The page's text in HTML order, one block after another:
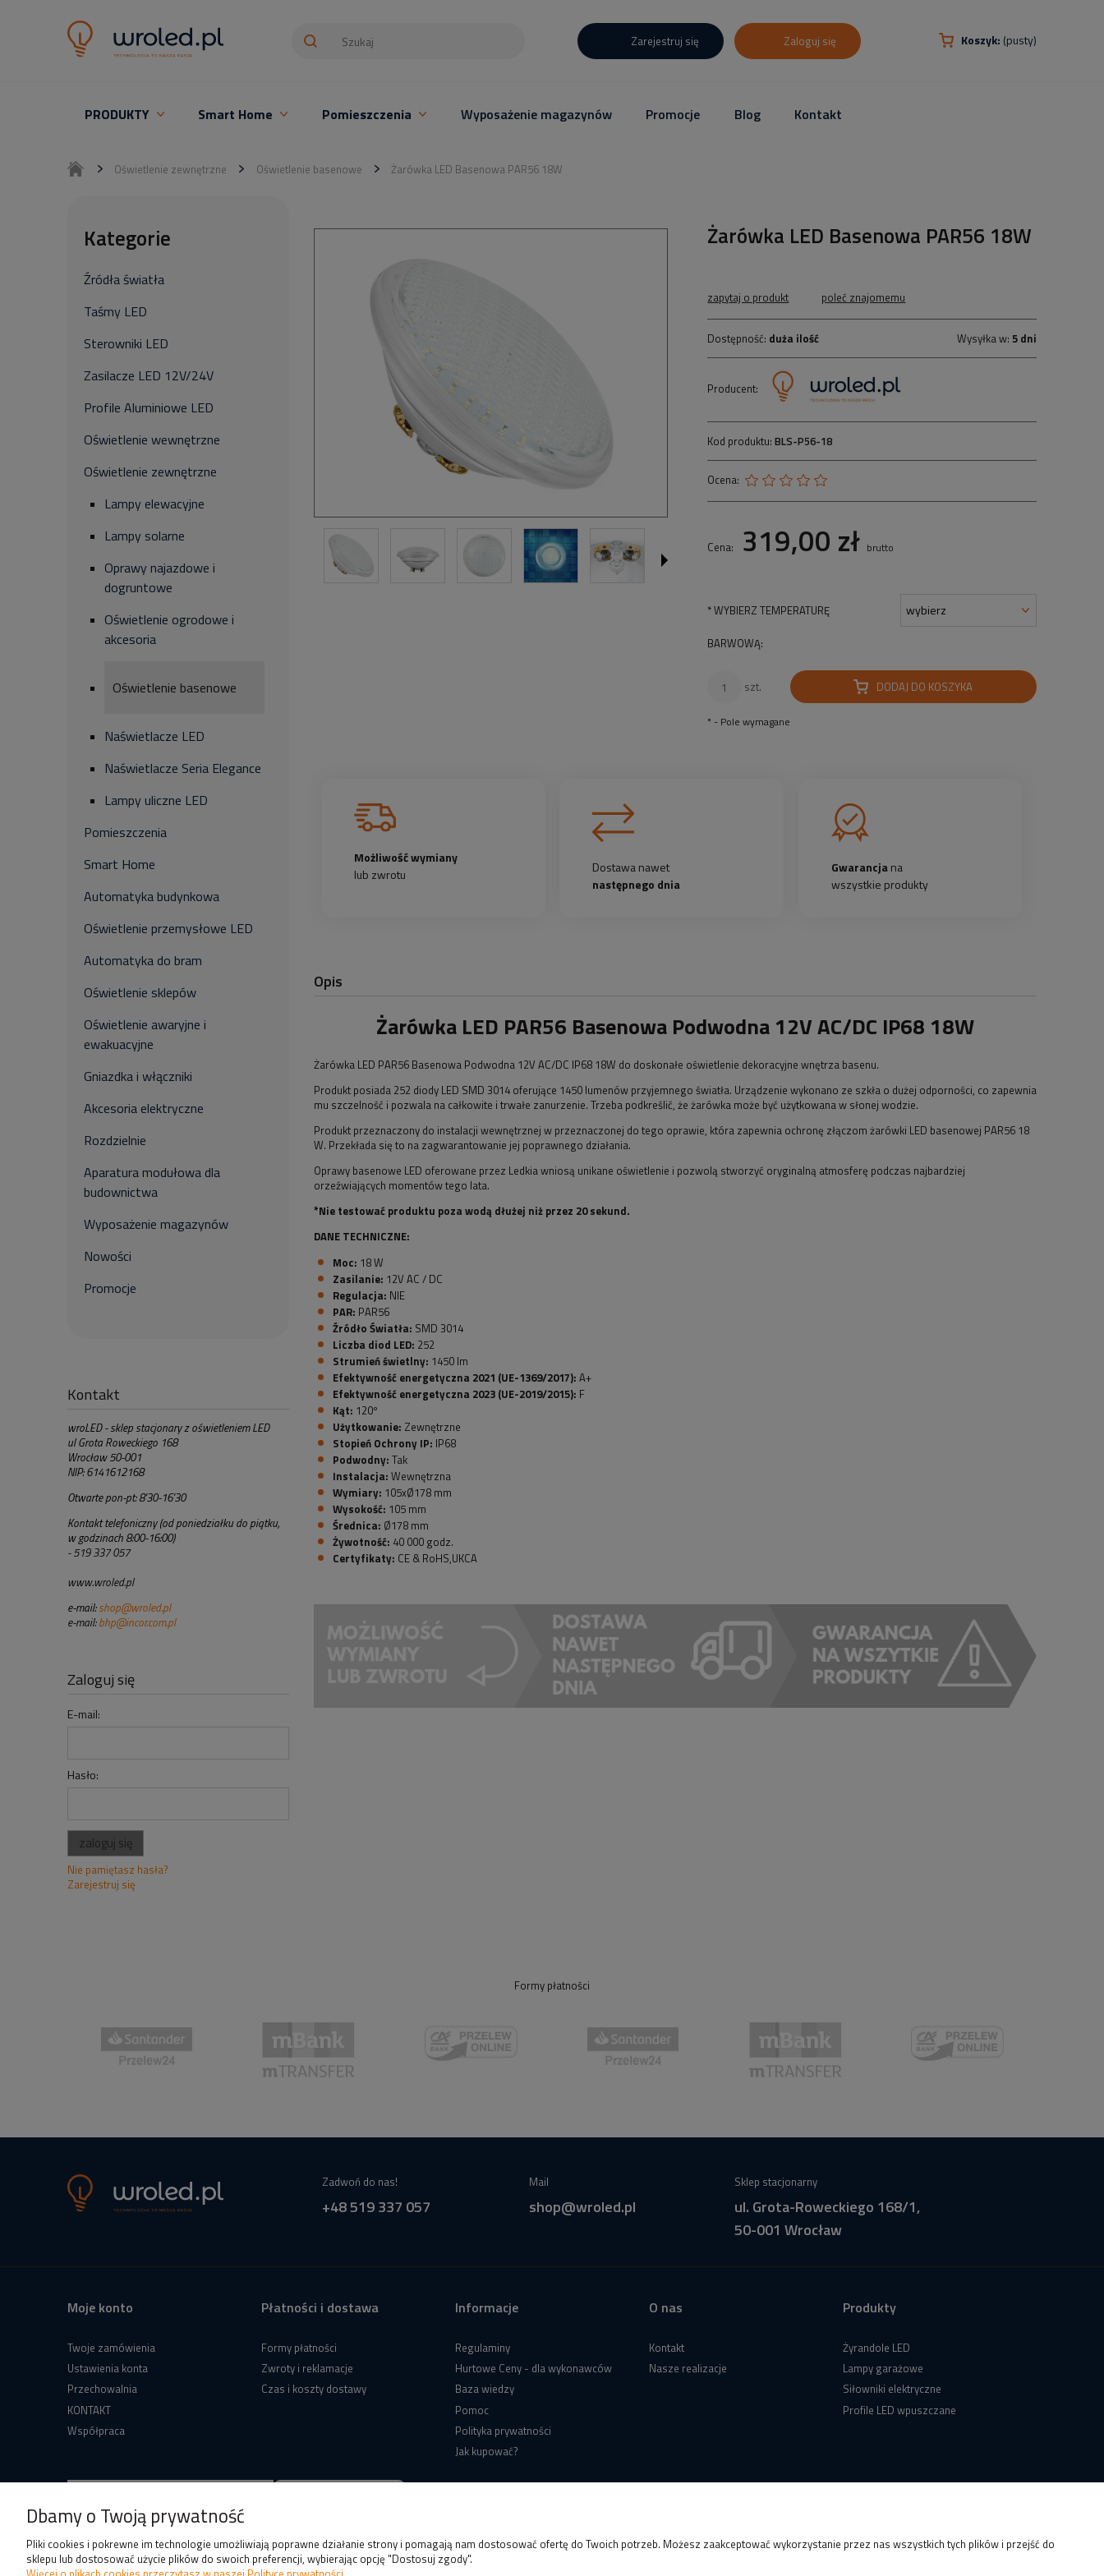
Koszyk: (pusty)
Zarejestruj się Zaloguj się
PRODUKTY Smart Home Pomieszczenia Wyposażenie magazynów Promocje Blog Kontakt
Oświetlenie zewnętrzne Oświetlenie basenowe Żarówka LED Basenowa PAR56 18W
Kategorie
Źródła światła
Taśmy LED
Sterowniki LED
Zasilacze LED 12V/24V
Profile Aluminiowe LED
Oświetlenie wewnętrzne
Oświetlenie zewnętrzne
Lampy elewacyjne
Lampy solarne
Oprawy najazdowe i
dogruntowe
Oświetlenie ogrodowe i
akcesoria
Oświetlenie basenowe
Naświetlacze LED
Naświetlacze Seria Elegance
Lampy uliczne LED
Pomieszczenia
Smart Home
Automatyka budynkowa
Oświetlenie przemysłowe LED
Automatyka do bram
Oświetlenie sklepów
Oświetlenie awaryjne i
ewakuacyjne
Gniazdka i włączniki
Akcesoria elektryczne
Rozdzielnie
Aparatura modułowa dla
budownictwa
Wyposażenie magazynów
Nowości
Promocje
Kontakt
wroLED - sklep stacjonary z oświetleniem LED
ul Grota Roweckiego 168
Wrocław 50-001
NIP: 6141612168
Otwarte pon-pt: 8'30-16'30
Kontakt telefoniczny (od poniedziałku do piątku,
w godzinach 8:00-16:00)
- 519 337 057
www.wroled.pl
e-mail: shop@wroled.pl
e-mail:bhp@incor.com.pl
Zaloguj się
E-mail:
Hasło:
zaloguj się
Nie pamiętasz hasła?
Zarejestruj się
Żarówka LED Basenowa PAR56 18W
zapytaj o produkt poleć znajomemu
Dostępność: duża ilość Wysyłka w: 5 dni
Producent:
Kod produktu: BLS-P56-18
Ocena:
Cena: 319,00 zł brutto
*WYBIERZ TEMPERATURĘ
BARWOWĄ:
szt. DODAJ DO KOSZYKA
* - Pole wymagane
Możliwość wymiany
lub zwrotu
Dostawa nawet
następnego dnia
Gwarancjana
wszystkie produkty
Opis
Żarówka LED PAR56 Basenowa Podwodna 12V AC/DC IP68 18W
Żarówka LED PAR56 Basenowa Podwodna 12V AC/DC IP68 18W do doskonałe oświetlenie dekoracyjne wnętrza basenu.
Produkt posiada 252 diody LED SMD 3014 oferujące 1450 lumenów przyjemnego światła. Urządzenie wykonano ze szkła o dużej odporności, co zapewnia
mu szczelność i pozwala na całkowite i trwałe zanurzenie. Trzeba podkreślić, że żarówka może być użytkowana w słonej wodzie.
Produkt przeznaczony do instalacji wewnętrznej w przeznaczonej do tego oprawie, która zapewnia ochronę złączom żarówki LED basenowej PAR56 18
W. Przekłada się to na zagwarantowanie jej poprawnego działania.
Oprawy basenowe LED oferowane przez Ledkia wniosą unikane oświetlenie i pozwolą stworzyć oryginalną atmosferę podczas najbardziej
orzeźwiających momentów tego lata.
*Nie testować produktu poza wodą dłużej niż przez 20 sekund.
DANE TECHNICZNE:
Moc: 18 W
Zasilanie: 12V AC / DC
Regulacja: NIE
PAR: PAR56
Źródło Światła: SMD 3014
Liczba diod LED: 252
Strumień świetlny: 1450 lm
Efektywność energetyczna 2021 (UE-1369/2017): A+
Efektywność energetyczna 2023 (UE-2019/2015): F
Kąt: 120º
Użytkowanie: Zewnętrzne
Stopień Ochrony IP: IP68
Podwodny: Tak
Instalacja: Wewnętrzna
Wymiary: 105xØ178 mm
Wysokość: 105 mm
Średnica: Ø178 mm
Żywotność: 40 000 godz.
Certyfikaty: CE & RoHS,UKCA
Formy płatności
Zadwoń do nas!
+48 519 337 057
Mail
shop@wroled.pl
Sklep stacjonarny
ul. Grota-Roweckiego 168/1,
50-001 Wrocław
Moje konto
Twoje zamówienia
Ustawienia konta
Przechowalnia
KONTAKT
Współpraca
Płatności i dostawa
Formy płatności
Zwroty i reklamacje
Czas i koszty dostawy
Informacje
Regulaminy
Hurtowe Ceny - dla wykonawców
Baza wiedzy
Pomoc
Polityka prywatności
Jak kupować?
O nas
Kontakt
Nasze realizacje
Produkty
Żyrandole LED
Lampy garażowe
Siłowniki elektryczne
Profile LED wpuszczane
Dbamy o Twoją prywatność
Pliki cookies i pokrewne im technologie umożliwiają poprawne działanie strony i pomagają nam dostosować ofertę do Twoich potrzeb. Możesz zaakceptować wykorzystanie przez nas wszystkich tych plików i przejść do
sklepu lub dostosować użycie plików do swoich preferencji, wybierając opcję "Dostosuj zgody".